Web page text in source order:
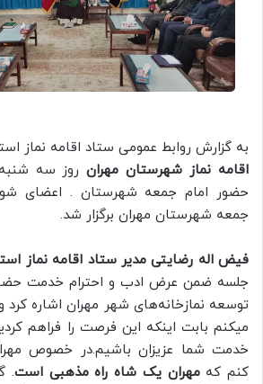
به گزارش روابط عمومی ستاد اقامه نماز
اقامه نماز شهرستان مهران
حضور امام جمعه شهرستان . اعضای
جمعه شهرستان مهران برگزار شد.
فیض اله رضایتی مدیر ستاد اقامه نماز
جلسه ضمن عرض ادب و احترام خدمت
توسعه نمازخانه‌های شهر مهران اشاره
میکنم بابت اینکه این فرصت را فراهم
خدمت شما عزیزان باشیم.در خصوص
کنم کهمهران یک شاه راه مذهبی است.